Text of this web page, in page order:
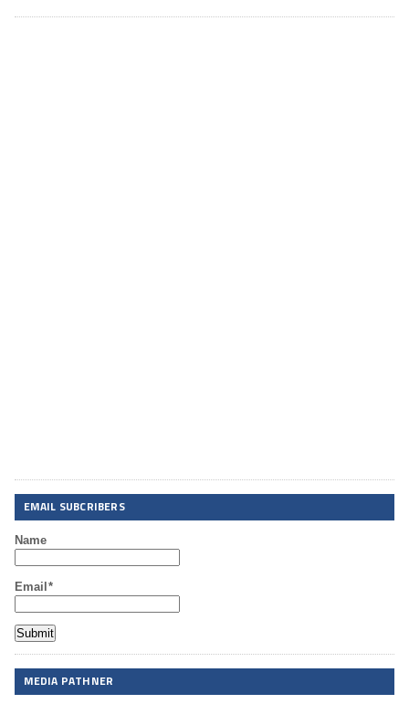
EMAIL SUBCRIBERS
Name
Email*
MEDIA PATHNER